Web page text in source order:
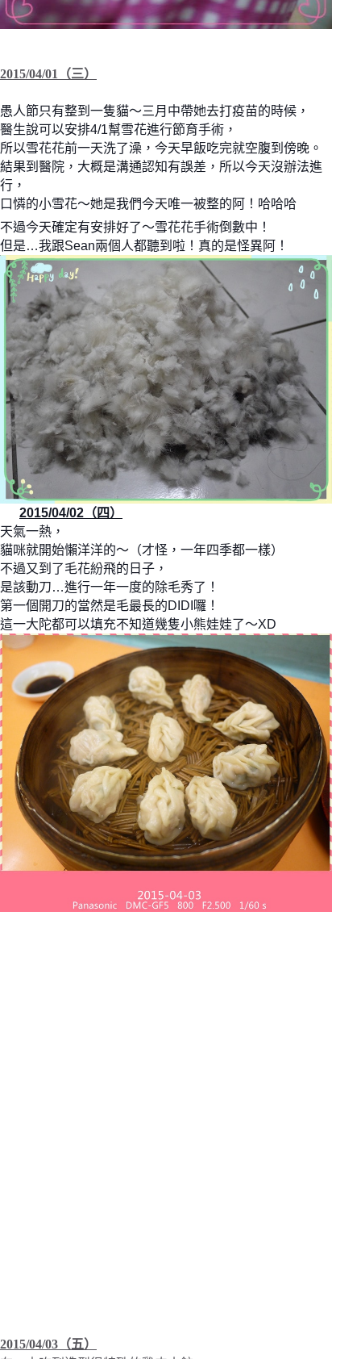
2015/04/01（三）
愚人節只有整到一隻貓～三月中帶她去打疫苗的時候，
醫生說可以安排4/1幫雪花進行節育手術，
所以雪花花前一天洗了澡，今天早飯吃完就空腹到傍晚。
結果到醫院，大概是溝通認知有誤差，所以今天沒辦法進
行，
口憐的小雪花～她是我們今天唯一被整的阿！哈哈哈
不過今天確定有安排好了～雪花花手術倒數中！
但是…我跟Sean兩個人都聽到啦！真的是怪異阿！
2015/04/02（四）
天氣一熱，
貓咪就開始懶洋洋的～（才怪，一年四季都一樣）
不過又到了毛花紛飛的日子，
是該動刀…進行一年一度的除毛秀了！
第一個開刀的當然是毛最長的DIDI囉！
這一大陀都可以填充不知道幾隻小熊娃娃了～XD
2015/04/03（五）